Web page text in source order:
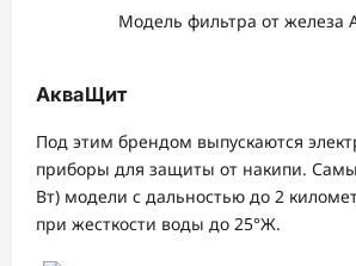
Модель фильтра от железа
АкваЩит
Под этим брендом выпускаются
приборы для защиты от накипи.
Вт) модели с дальностью до 2
при жесткости воды до 25°Ж.